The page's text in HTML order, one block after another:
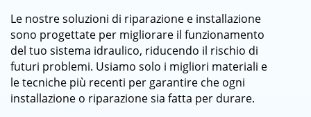
Le nostre soluzioni di riparazione e installazione
sono progettate per migliorare il funzionamento
del tuo sistema idraulico, riducendo il rischio di
futuri problemi. Usiamo solo i migliori materiali e
le tecniche più recenti per garantire che ogni
installazione o riparazione sia fatta per durare.